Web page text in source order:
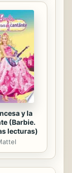
y la
(Barbie.
lecturas)